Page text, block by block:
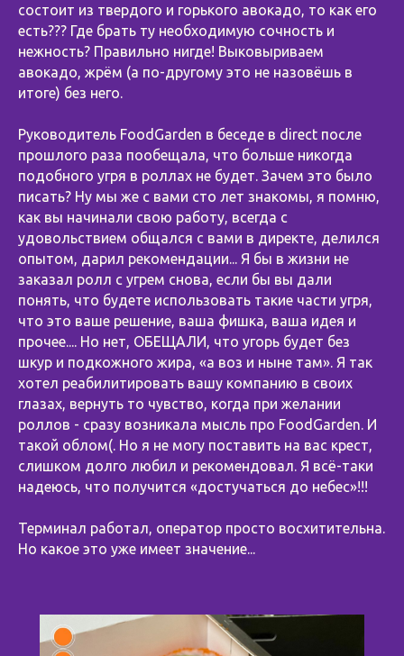
состоит из твердого и горького авокадо, то как его
есть??? Где брать ту необходимую сочность и
нежность? Правильно нигде! Выковыриваем
авокадо, жрём (а по-другому это не назовёшь в
итоге) без него.
Руководитель FoodGarden в беседе в direct после
прошлого раза пообещала, что больше никогда
подобного угря в роллах не будет. Зачем это было
писать? Ну мы же с вами сто лет знакомы, я помню,
как вы начинали свою работу, всегда с
удовольствием общался с вами в директе, делился
опытом, дарил рекомендации... Я бы в жизни не
заказал ролл с угрем снова, если бы вы дали
понять, что будете использовать такие части угря,
что это ваше решение, ваша фишка, ваша идея и
прочее.... Но нет, ОБЕЩАЛИ, что угорь будет без
шкур и подкожного жира, «а воз и ныне там». Я так
хотел реабилитировать вашу компанию в своих
глазах, вернуть то чувство, когда при желании
роллов - сразу возникала мысль про FoodGarden. И
такой облом(. Но я не могу поставить на вас крест,
слишком долго любил и рекомендовал. Я всё-таки
надеюсь, что получится «достучаться до небес»!!!
Терминал работал, оператор просто восхитительна.
Но какое это уже имеет значение...